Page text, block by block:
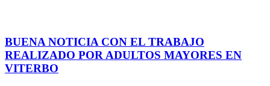
BUENA NOTICIA CON EL TRABAJO
REALIZADO POR ADULTOS MAYORES EN
VITERBO